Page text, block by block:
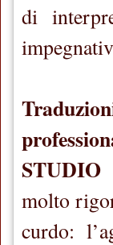
di
molto
curdo: